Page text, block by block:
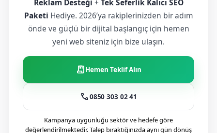
Reklam Desteği + Tek Seferlik Kalıcı SEO
Paketi Hediye. 2026’ya rakiplerinizden bir adım
önde ve güçlü bir dijital başlangıç için hemen
yeni web siteniz için bize ulaşın.
receipt_longHemen Teklif Alın
call0850 303 02 41
Kampanya uygunluğu sektör ve hedefe göre
değerlendirilmektedir. Talep bıraktığınızda aynı gün dönüş